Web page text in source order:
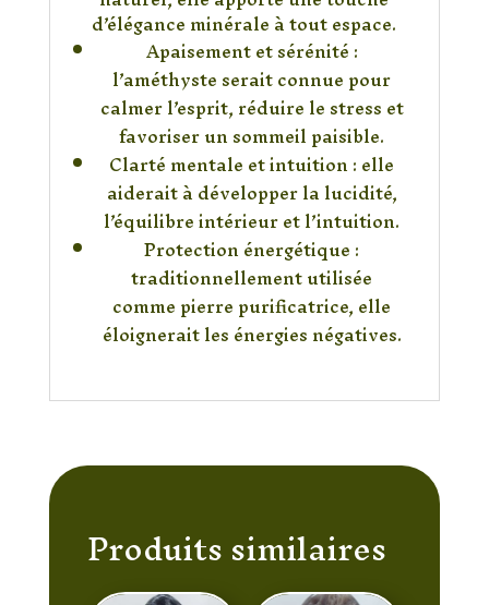
d’élégance minérale à tout espace.
Apaisement et sérénité :
l’améthyste serait connue pour
calmer l’esprit, réduire le stress et
favoriser un sommeil paisible.
Clarté mentale et intuition : elle
aiderait à développer la lucidité,
l’équilibre intérieur et l’intuition.
Protection énergétique :
traditionnellement utilisée
comme pierre purificatrice, elle
éloignerait les énergies négatives.
Produits similaires